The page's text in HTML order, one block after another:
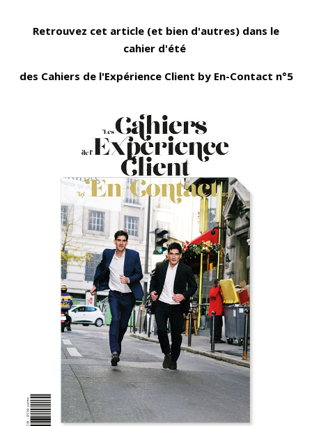
Retrouvez cet article (et bien d'autres) dans le
cahier d'été
des Cahiers de l'Expérience Client by En-Contact n°5